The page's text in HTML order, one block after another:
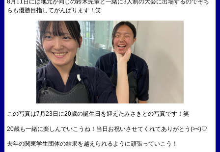
らも優勝目指してがんばります！笑
この写真は7月23日に20歳の誕生日を迎えたみさきとの写真です！笑
20歳も一緒に楽しんでいこうね！当日お祝いさせてくれてありがとう(><)♡
去年の関東学生団体の結果を越えられるように頑張っていこう！